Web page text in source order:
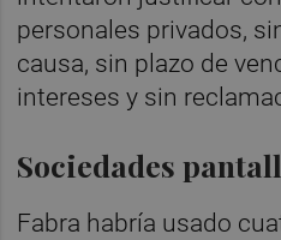
personales privados,
causa, sin plazo de
intereses y sin
Sociedades
Fabra habría usado